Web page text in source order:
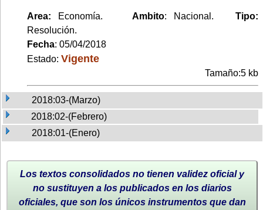
Area: Economía. Ambito: Nacional.Tipo:
Resolución.
Fecha: 05/04/2018
Estado: Vigente
Tamaño:5 kb
2018:03-(Marzo)
2018:02-(Febrero)
2018:01-(Enero)
Los textos consolidados no tienen validez oficial y
no sustituyen a los publicados en los diarios
oficiales, que son los únicos instrumentos que dan